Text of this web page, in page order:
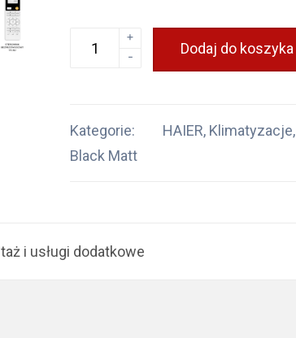
-
+
Dodaj do koszyka
Kategorie: HAIER, Klimatyzacje,
Black Matt
i usługi dodatkowe